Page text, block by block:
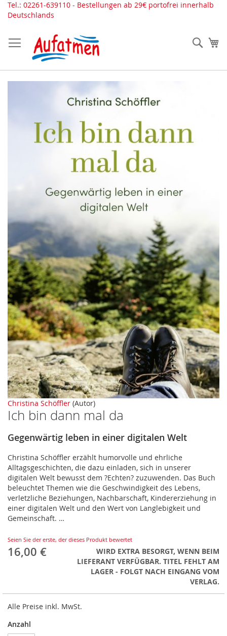
Direkt
zum
Tel.: 02261-639110 - Bestellungen ab 29€ portofrei innerhalb
Deutschlands
Christina Schöffler (Autor)
Ich bin dann mal da
Gegenwärtig leben in einer digitalen Welt
Christina Schöffler erzählt humorvolle und ehrliche
Alltagsgeschichten, die dazu einladen, sich in unserer
digitalen Welt bewusst dem ?Echten? zuzuwenden. Das Buch
beleuchtet Themen wie die Geschwindigkeit des Lebens,
verletzliche Beziehungen, Nachbarschaft, Kindererziehung in
einer digitalen Welt und den Wert von Langlebigkeit und
Gemeinschaft. …
Seien Sie der erste, der dieses Produkt bewertet
16,00 €
WIRD EXTRA BESORGT, WENN BEIM
LIEFERANT VERFÜGBAR. TITEL FEHLT AM
LAGER - FOLGT NACH EINGANG VOM
VERLAG.
Alle Preise inkl. MwSt.
Anzahl
springen
Zum
Anfang
der
Bildergalerie
springen